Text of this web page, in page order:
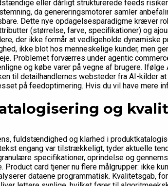
eller dårligt strukturerede feeds
da genereringsmotorer samler
Dette nye opdagelsesparadigme kræver
(størrelse, farve, specifikationer) og
der ikke formår at vedligeholde dynamiske
ikke blot hos menneskelige kunder, men
Problemet forværres under agentic
og købe varer på vegne af brugere. Ifølge
til detailhandlernes websteder fra AI-kilder
på feedoptimering. Hvis du vil have mere
og
fuldstændighed og klarhed i
engang var tilstrækkeligt, tyder aktuelle
specifikationer, oprindelse og
card tjener nu flere målgrupper: ikke
dataene programmatisk. Kvalitetsgab,